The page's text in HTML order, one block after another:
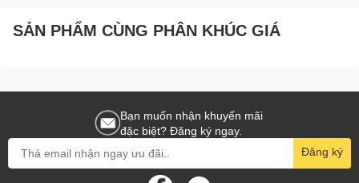
SẢN PHẨM CÙNG PHÂN KHÚC GIÁ
Bạn muốn nhận khuyến mãi
đặc biệt? Đăng ký ngay.
Đăng ký